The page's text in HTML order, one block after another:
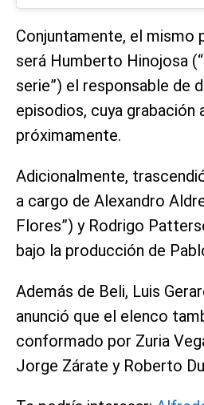
Conjuntamente, el
será Humberto Hinojosa
serie”) el responsable de
episodios, cuya grabación
próximamente.
Adicionalmente,
a cargo de Alexandro
Flores”) y Rodrigo
bajo la producción de
Además de Beli, Luis
anunció que el elenco
conformado por Zuria
Jorge Zárate y Roberto